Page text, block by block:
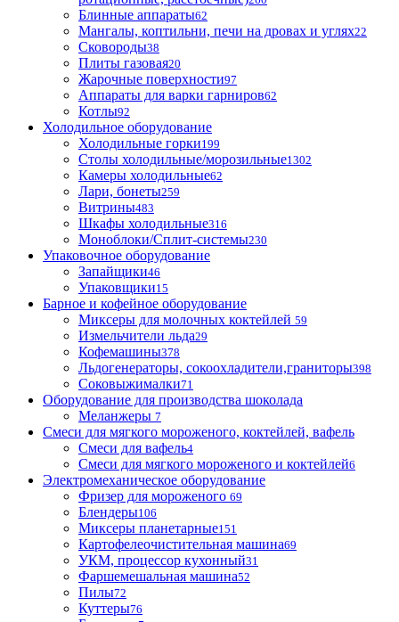
Блинные аппараты62
Мангалы, коптильни, печи на дровах и углях22
Сковороды38
Плиты газовая20
Жарочные поверхности97
Аппараты для варки гарниров62
Котлы92
Холодильное оборудование
Холодильные горки199
Столы холодильные/морозильные1302
Камеры холодильные62
Лари, бонеты259
Витрины483
Шкафы холодильные316
Моноблоки/Сплит-системы230
Упаковочное оборудование
Запайщики46
Упаковщики15
Барное и кофейное оборудование
Миксеры для молочных коктейлей 59
Измельчители льда29
Кофемашины378
Льдогенераторы, сокоохладители,граниторы398
Соковыжималки71
Оборудование для производства шоколада
Меланжеры 7
Смеси для мягкого мороженого, коктейлей, вафель
Смеси для вафель4
Смеси для мягкого мороженого и коктейлей6
Электромеханическое оборудование
Фризер для мороженого 69
Блендеры106
Миксеры планетарные151
Картофелеочистительная машина69
УКМ, процессор кухонный31
Фаршемешальная машина52
Пилы72
Куттеры76